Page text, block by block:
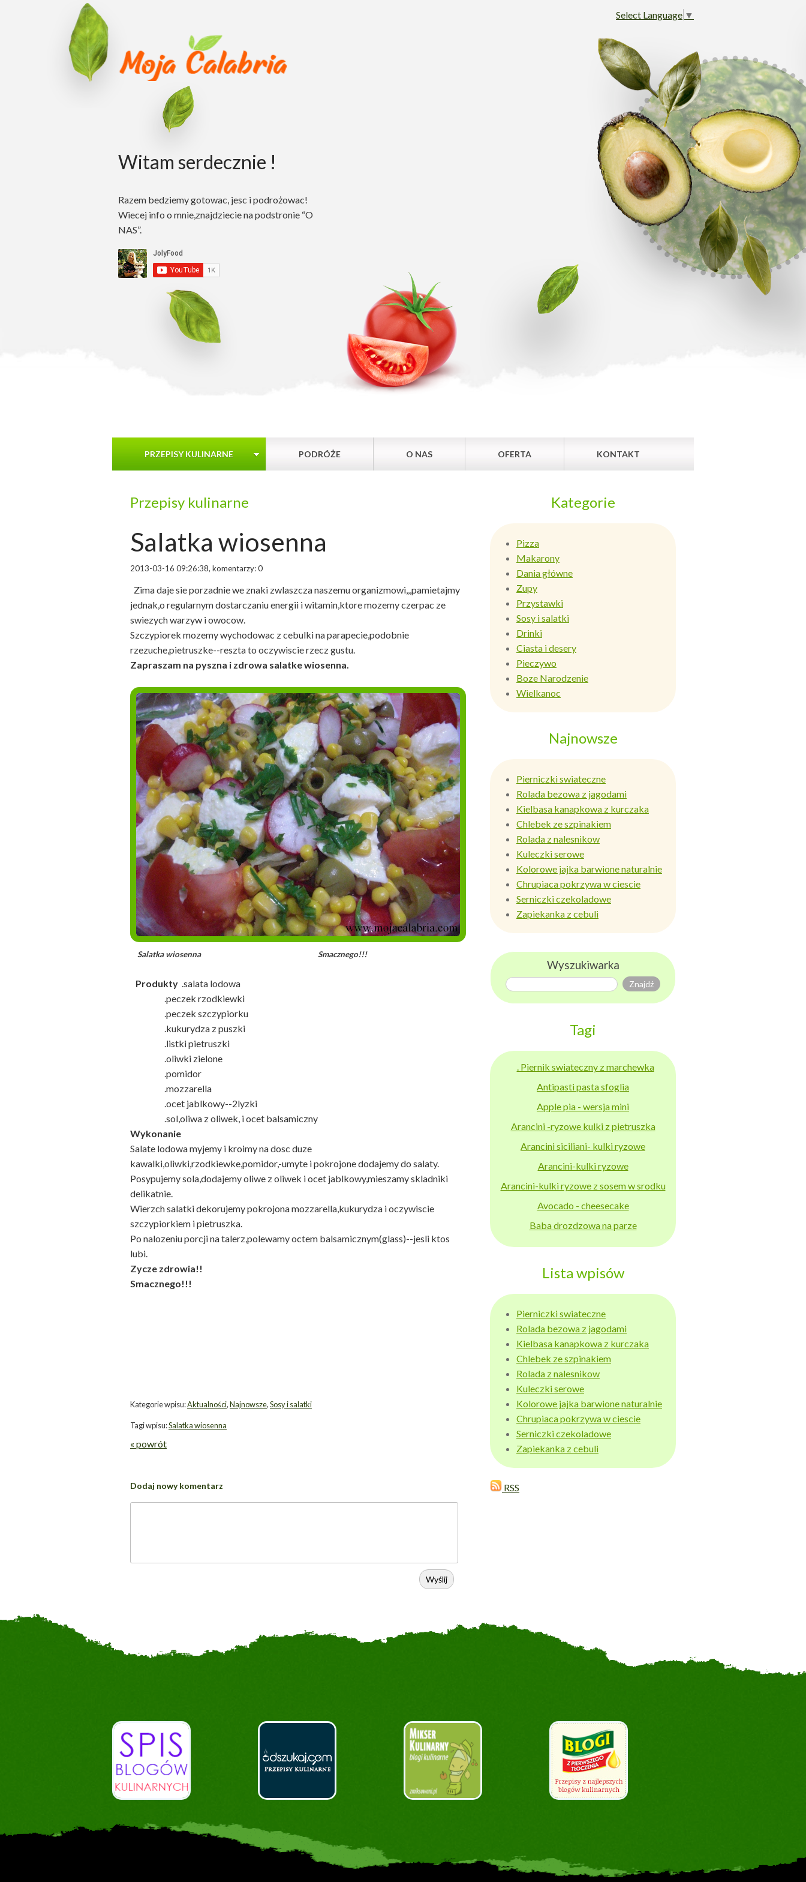
Witam serdecznie !
Razem bedziemy gotowac, jesc i podrożowac!
Wiecej info o mnie,znajdziecie na podstronie “O
NAS”.
Select Language ▼
PRZEPISY KULINARNE PODRÓŻE O NAS OFERTA KONTAKT
Przepisy kulinarne
Salatka wiosenna
2013-03-16 09:26:38, komentarzy: 0
Zima daje sie porzadnie we znaki zwlaszcza naszemu organizmowi,,,pamietajmy
jednak,o regularnym dostarczaniu energii i witamin,ktore mozemy czerpac ze
swiezych warzyw i owocow.
Szczypiorek mozemy wychodowac z cebulki na parapecie,podobnie
rzezuche,pietruszke--reszta to oczywiscie rzecz gustu.
Zapraszam na pyszna i zdrowa salatke wiosenna.
Salatka wiosenna Smacznego!!!
Produkty .salata lodowa
.peczek rzodkiewki
.peczek szczypiorku
.kukurydza z puszki
.listki pietruszki
.oliwki zielone
.pomidor
.mozzarella
.ocet jablkowy--2lyzki
.sol,oliwa z oliwek, i ocet balsamiczny
Wykonanie
Salate lodowa myjemy i kroimy na dosc duze
kawalki,oliwki,rzodkiewke,pomidor,-umyte i pokrojone dodajemy do salaty.
Posypujemy sola,dodajemy oliwe z oliwek i ocet jablkowy,mieszamy skladniki
delikatnie.
Wierzch salatki dekorujemy pokrojona mozzarella,kukurydza i oczywiscie
szczypiorkiem i pietruszka.
Po nalozeniu porcji na talerz,polewamy octem balsamicznym(glass)--jesli ktos
lubi.
Zycze zdrowia!!
Smacznego!!!
Kategorie wpisu:Aktualności,Najnowsze,Sosy i salatki
Tagi wpisu:Salatka wiosenna
« powrót
Dodaj nowy komentarz
Wyślij
Kategorie
Pizza
Makarony
Dania główne
Zupy
Przystawki
Sosy i salatki
Drinki
Ciasta i desery
Pieczywo
Boze Narodzenie
Wielkanoc
Najnowsze
Pierniczki swiateczne
Rolada bezowa z jagodami
Kielbasa kanapkowa z kurczaka
Chlebek ze szpinakiem
Rolada z nalesnikow
Kuleczki serowe
Kolorowe jajka barwione naturalnie
Chrupiaca pokrzywa w ciescie
Serniczki czekoladowe
Zapiekanka z cebuli
Wyszukiwarka
Tagi
. Piernik swiateczny z marchewka
Antipasti pasta sfoglia
Apple pia - wersja mini
Arancini -ryzowe kulki z pietruszka
Arancini siciliani- kulki ryzowe
Arancini-kulki ryzowe
Arancini-kulki ryzowe z sosem w srodku
Avocado - cheesecake
Baba drozdzowa na parze
Lista wpisów
Pierniczki swiateczne
Rolada bezowa z jagodami
Kielbasa kanapkowa z kurczaka
Chlebek ze szpinakiem
Rolada z nalesnikow
Kuleczki serowe
Kolorowe jajka barwione naturalnie
Chrupiaca pokrzywa w ciescie
Serniczki czekoladowe
Zapiekanka z cebuli
RSS